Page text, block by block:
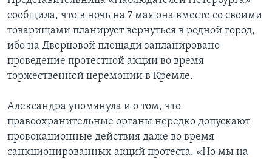
сообщила, что в ночь на 7 мая она вместе со своими
товарищами планирует вернуться в родной город,
ибо на Дворцовой площади запланировано
проведение протестной акции во время
торжественной церемонии в Кремле.
Александра упомянула и о том, что
правоохранительные органы нередко допускают
провокационные действия даже во время
санкционированных акций протеста. «Но мы на